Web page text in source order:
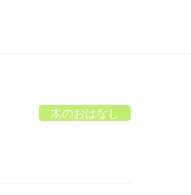
木のおはなし